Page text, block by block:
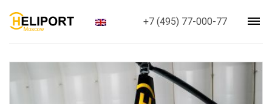
+7 (495) 77-000-77